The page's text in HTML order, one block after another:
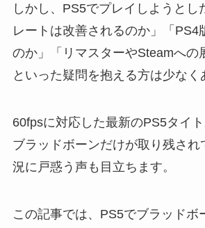
しかし、PS5でプレイしようとし
レートは改善されるのか」「PS4
のか」「リマスターやSteamへの
といった疑問を抱える方は少なく
60fpsに対応した最新のPS5タイト
ブラッドボーンだけが取り残され
況に戸惑う声も目立ちます。
この記事では、PS5でブラッドボ